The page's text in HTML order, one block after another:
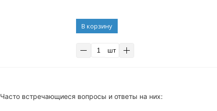
В корзину
шт
Часто встречающиеся вопросы и ответы на них: